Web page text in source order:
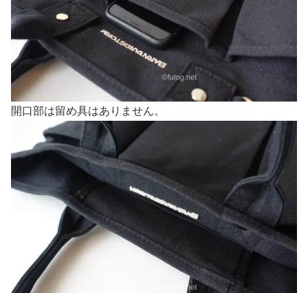
開口部は留め具はありません。